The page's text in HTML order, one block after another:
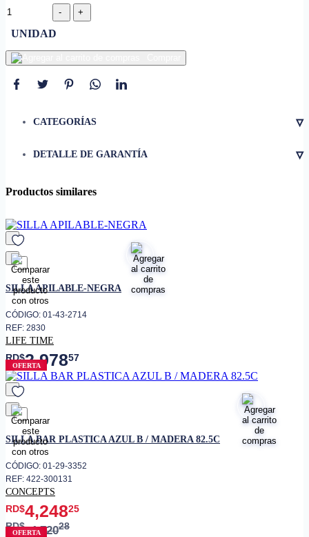
UNIDAD
CATEGORÍAS ▿
DETALLE DE GARANTÍA ▿
Productos similares
favorito
SILLA APILABLE-NEGRA
CÓDIGO: 01-43-2714
REF: 2830
LIFE TIME
RD$2,97857
OFERTA
favorito
SILLA BAR PLASTICA AZUL B / MADERA 82.5C
CÓDIGO: 01-29-3352
REF: 422-300131
CONCEPTS
RD$4,24825
RD$4,72028
OFERTA